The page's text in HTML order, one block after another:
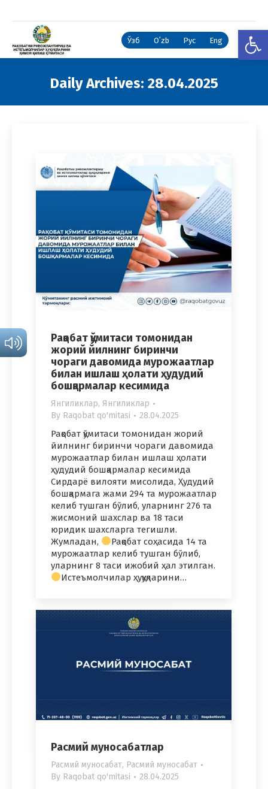
Ўзб Oʻzb Рус Eng
Daily Archives: 28.04.2025
Рақобат қўмитаси томонидан
жорий йилнинг биринчи
чораги давомида мурожаатлар
билан ишлаш ҳолати ҳудудий
бошқармалар кесимида
Янгиликлар, Янгиликлар
By Raqobat qo'mitasi 28.04.2025
Рақобат қўмитаси томонидан жорий
йилнинг биринчи чораги давомида
мурожаатлар билан ишлаш ҳолати
ҳудудий бошқармалар кесимида
Сирдарё вилояти мисолида, Ҳудудий
бошқармага жами 294 та мурожаатлар
келиб тушган бўлиб, уларнинг 276 та
жисмоний шахслар ва 18 таси
юридик шахсларга тегишли.
Жумладан,
Рақобат соҳасида 14 та
мурожаатлар келиб тушган бўлиб,
уларнинг 8 таси ижобий ҳал этилган.
Истеъмолчилар ҳуқуқларини…
Расмий муносабатлар
Расмий муносабат, Расмий муносабат
By Raqobat qo'mitasi 28.04.2025